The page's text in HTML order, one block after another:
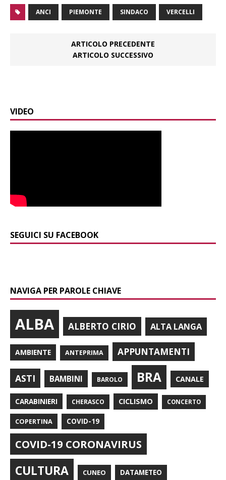
ANCI PIEMONTE SINDACO VERCELLI
ARTICOLO PRECEDENTE
ARTICOLO SUCCESSIVO
VIDEO
SEGUICI SU FACEBOOK
NAVIGA PER PAROLE CHIAVE
ALBA ALBERTO CIRIO ALTA LANGA
AMBIENTE ANTEPRIMA APPUNTAMENTI
ASTI BAMBINI BAROLO BRA CANALE
CARABINIERI CHERASCO CICLISMO CONCERTO
COPERTINA COVID-19
COVID-19 CORONAVIRUS
CULTURA CUNEO DATAMETEO